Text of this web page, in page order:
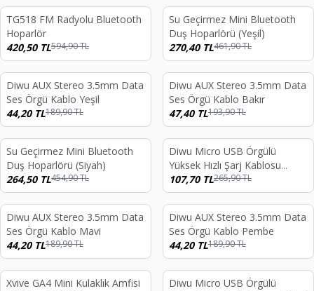
%29
TG518 FM Radyolu Bluetooth
Hoparlör
420,50TL594,90TL
%41
Su Geçirmez Mini Bluetooth
Duş Hoparlörü (Yeşil)
270,40TL461,90TL
%77
Diwu AUX Stereo 3.5mm Data
Ses Örgü Kablo Yeşil
44,20TL189,90TL
%76
Diwu AUX Stereo 3.5mm Data
Ses Örgü Kablo Bakır
47,40TL193,90TL
%42
Su Geçirmez Mini Bluetooth
Duş Hoparlörü (Siyah)
264,50TL454,90TL
%59
Diwu Micro USB Örgülü
Yüksek Hızlı Şarj Kablosu
Siyah
107,70TL265,90TL
%77
Diwu AUX Stereo 3.5mm Data
Ses Örgü Kablo Mavi
44,20TL189,90TL
%77
Diwu AUX Stereo 3.5mm Data
Ses Örgü Kablo Pembe
44,20TL189,90TL
%22
Xvive GA4 Mini Kulaklık Amfisi
%53
Diwu Micro USB Örgülü